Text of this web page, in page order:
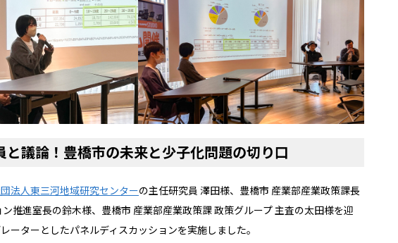
と議論！豊橋市の未来と少子化問題の切り口
法人東三河地域研究センターの主任研究員 澤田様、豊橋市 産業部産業政策課長
推進室長の鈴木様、豊橋市 産業部産業政策課 政策グループ 主査の太田様を迎
ーターとしたパネルディスカッションを実施しました。